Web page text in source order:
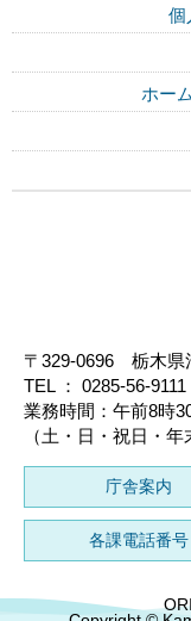
個
ホー
〒329-0696 栃木県
TEL ： 0285-56-
業務時間：午前8時
（土・日・祝日・年
庁舎案内
各課電話番号